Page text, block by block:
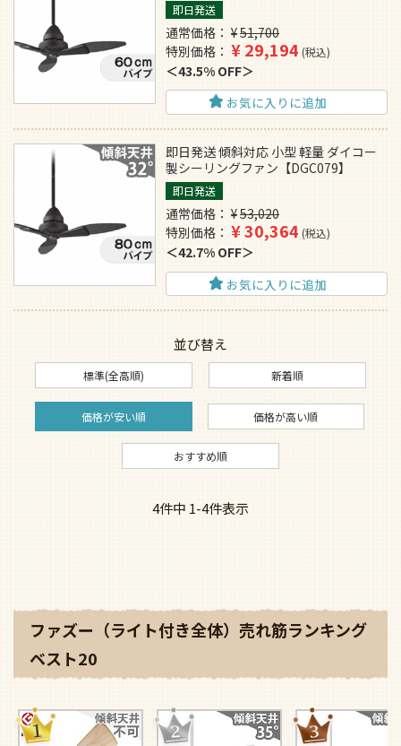
即日発送
通常価格 ¥51,700
特別価格
¥29,194 税込
43.5% OFF
お気に入りに追加
即日発送 傾斜対応 小型 軽量 ダイコー
製シーリングファン【DGC079】
即日発送
通常価格 ¥53,020
特別価格
¥30,364 税込
42.7% OFF
お気に入りに追加
並び替え
標準(全高順) 新着順
価格が安い順 価格が高い順
おすすめ順
4件中 1-4件表示
ファズー（ライト付き全体）売れ筋ランキング
ベスト20